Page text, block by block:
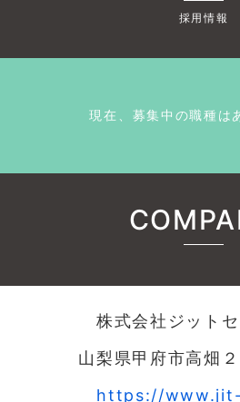
採用情報
現在、募集中の職種は
株式会社ジット
山梨県甲府市高畑
https://